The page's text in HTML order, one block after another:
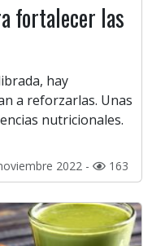
fortalecer las
hay
a reforzarlas. Unas
nutricionales.
2022 - 163